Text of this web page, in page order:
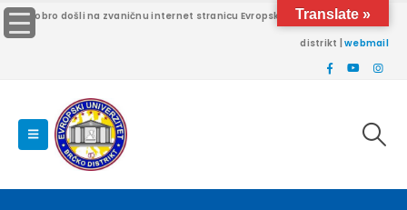
Dobro došli na zvaničnu internet stranicu Evropskog univerziteta Brčko
distrikt |webmail
Translate »